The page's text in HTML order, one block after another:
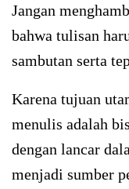
Jangan
bahwa tulisan
sambutan serta
Karena tujuan
menulis adalah
dengan lancar
menjadi sumber